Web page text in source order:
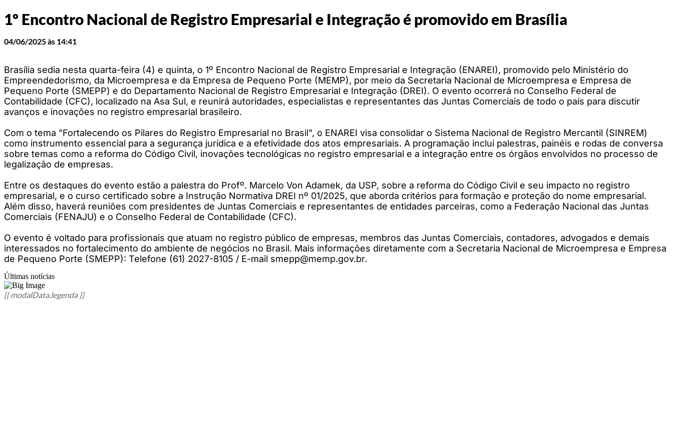
1º Encontro Nacional de Registro Empresarial e Integração é promovido em Brasília
04/06/2025 às 14:41
Brasília sedia nesta quarta-feira (4) e quinta, o 1º Encontro Nacional de Registro Empresarial e Integração (ENAREI), promovido pelo Ministério do
Empreendedorismo, da Microempresa e da Empresa de Pequeno Porte (MEMP), por meio da Secretaria Nacional de Microempresa e Empresa de
Pequeno Porte (SMEPP) e do Departamento Nacional de Registro Empresarial e Integração (DREI). O evento ocorrerá no Conselho Federal de
Contabilidade (CFC), localizado na Asa Sul, e reunirá autoridades, especialistas e representantes das Juntas Comerciais de todo o país para discutir
avanços e inovações no registro empresarial brasileiro.
Com o tema "Fortalecendo os Pilares do Registro Empresarial no Brasil", o ENAREI visa consolidar o Sistema Nacional de Registro Mercantil (SINREM)
como instrumento essencial para a segurança jurídica e a efetividade dos atos empresariais. A programação inclui palestras, painéis e rodas de conversa
sobre temas como a reforma do Código Civil, inovações tecnológicas no registro empresarial e a integração entre os órgãos envolvidos no processo de
legalização de empresas.
Entre os destaques do evento estão a palestra do Profº. Marcelo Von Adamek, da USP, sobre a reforma do Código Civil e seu impacto no registro
empresarial, e o curso certificado sobre a Instrução Normativa DREI nº 01/2025, que aborda critérios para formação e proteção do nome empresarial.
Além disso, haverá reuniões com presidentes de Juntas Comerciais e representantes de entidades parceiras, como a Federação Nacional das Juntas
Comerciais (FENAJU) e o Conselho Federal de Contabilidade (CFC).
O evento é voltado para profissionais que atuam no registro público de empresas, membros das Juntas Comerciais, contadores, advogados e demais
interessados no fortalecimento do ambiente de negócios no Brasil. Mais informações diretamente com a Secretaria Nacional de Microempresa e Empresa
de Pequeno Porte (SMEPP): Telefone (61) 2027-8105 / E-mail smepp@memp.gov.br.
Últimas notícias
{{ modalData.legenda }}